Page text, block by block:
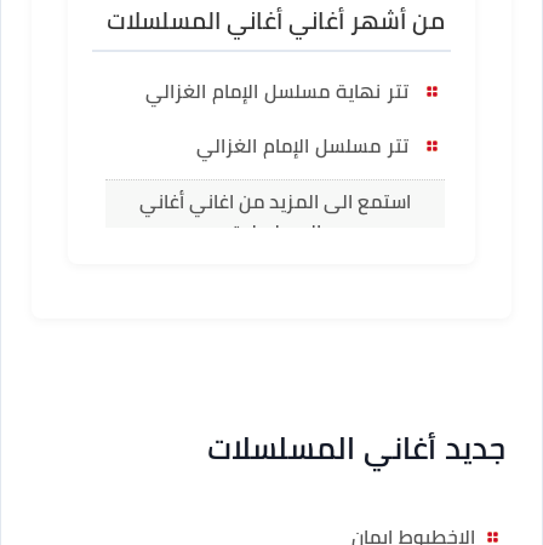
من أشهر أغاني أغاني المسلسلات
تتر نهاية مسلسل الإمام الغزالي
تتر مسلسل الإمام الغزالي
استمع الى المزيد من اغاني أغاني
المسلسلات
جديد أغاني المسلسلات
الاخطبوط ايمان